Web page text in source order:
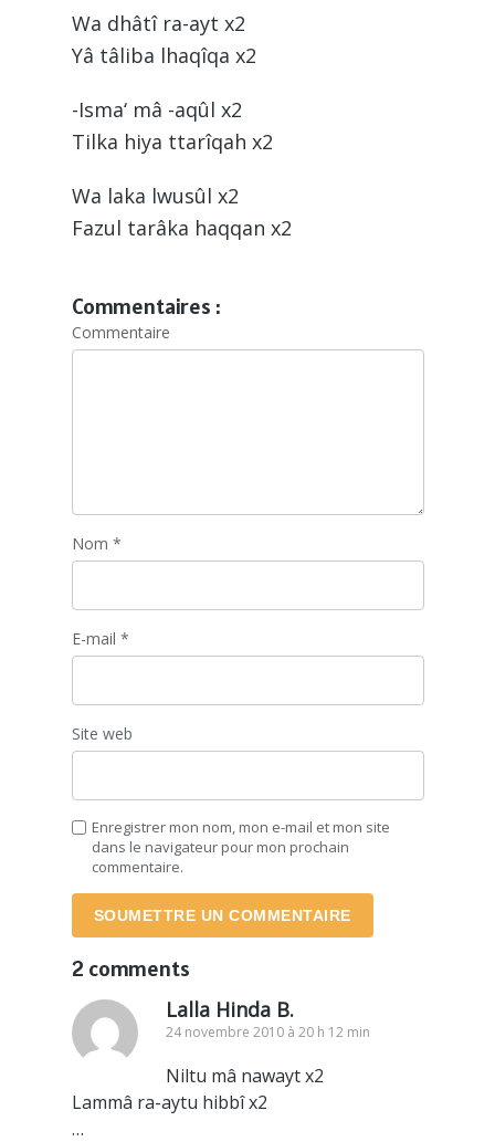
Wa dhâtî ra-ayt x2
Yâ tâliba lhaqîqa x2
-Isma‘ mâ -aqûl x2
Tilka hiya ttarîqah x2
Wa laka lwusûl x2
Fazul tarâka haqqan x2
Commentaires :
Commentaire
Nom *
E-mail *
Site web
Enregistrer mon nom, mon e-mail et mon site
dans le navigateur pour mon prochain
commentaire.
SOUMETTRE UN COMMENTAIRE
2 comments
Lalla Hinda B.
24 novembre 2010 à 20 h 12 min
Niltu mâ nawayt x2
Lammâ ra-aytu hibbî x2
…